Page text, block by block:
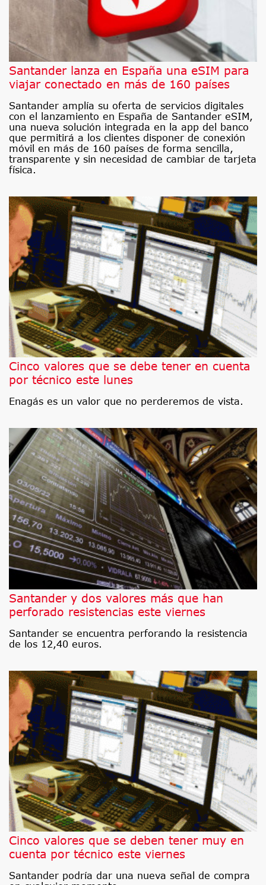
Santander lanza en España una eSIM para
viajar conectado en más de 160 países
Santander amplía su oferta de servicios digitales
con el lanzamiento en España de Santander eSIM,
una nueva solución integrada en la app del banco
que permitirá a los clientes disponer de conexión
móvil en más de 160 países de forma sencilla,
transparente y sin necesidad de cambiar de tarjeta
física.
Cinco valores que se debe tener en cuenta
por técnico este lunes
Enagás es un valor que no perderemos de vista.
Santander y dos valores más que han
perforado resistencias este viernes
Santander se encuentra perforando la resistencia
de los 12,40 euros.
Cinco valores que se deben tener muy en
cuenta por técnico este viernes
Santander podría dar una nueva señal de compra